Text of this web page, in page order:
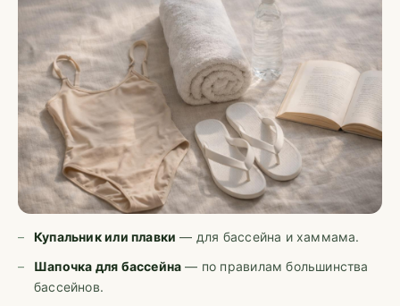
Купальник или плавки — для бассейна и хаммама.
Шапочка для бассейна — по правилам большинства
бассейнов.